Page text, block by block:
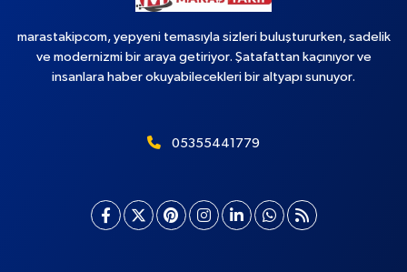
marastakipcom, yepyeni temasıyla sizleri buluştururken, sadelik
ve modernizmi bir araya getiriyor. Şatafattan kaçınıyor ve
insanlara haber okuyabilecekleri bir altyapı sunuyor.
05355441779